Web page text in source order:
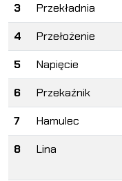
3
Przekładnia
4
Przełożenie
5
Napięcie
6
Przekaźnik
7
Hamulec
8
Lina